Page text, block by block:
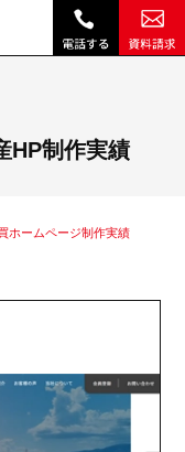
HP制作実績
ホームページ制作実績